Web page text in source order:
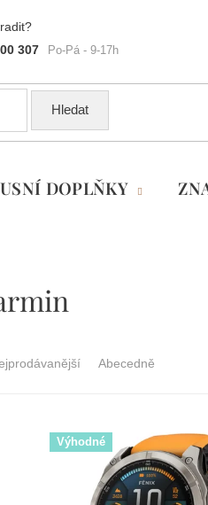
307
Hledat
DOPLŇKY
Abecedně
Výhodné